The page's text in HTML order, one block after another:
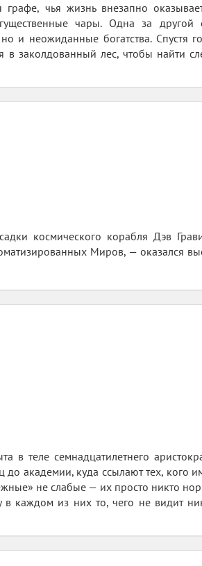
чья жизнь внезапно
чары. Одна за
но и неожиданные богатства.
в заколдованный лес, чтобы найти
космического корабля Дэв
Миров, — оказался
в теле семнадцатилетнего
академии, куда ссылают тех, кого
не слабые — их просто никто
каждом из них то, чего не видит